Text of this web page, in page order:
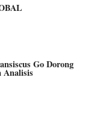
Go Dorong
Analisis